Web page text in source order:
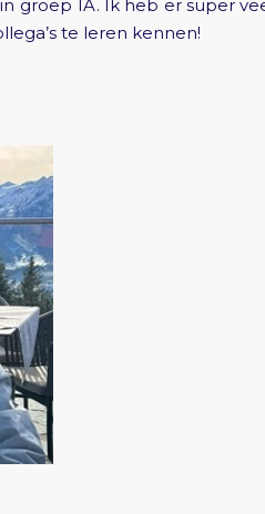
groep 1A. Ik heb er super
te leren kennen!